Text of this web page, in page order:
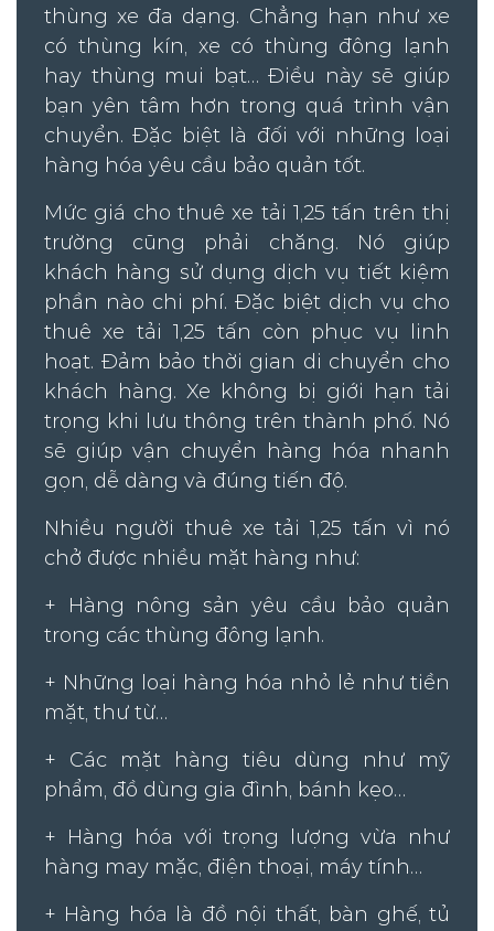
thùng xe đa dạng. Chẳng hạn như xe
có thùng kín, xe có thùng đông lạnh
hay thùng mui bạt… Điều này sẽ giúp
bạn yên tâm hơn trong quá trình vận
chuyển. Đặc biệt là đối với những loại
hàng hóa yêu cầu bảo quản tốt.
Mức giá cho thuê xe tải 1,25 tấn trên thị
trường cũng phải chăng. Nó giúp
khách hàng sử dụng dịch vụ tiết kiệm
phần nào chi phí. Đặc biệt dịch vụ cho
thuê xe tải 1,25 tấn còn phục vụ linh
hoạt. Đảm bảo thời gian di chuyển cho
khách hàng. Xe không bị giới hạn tải
trọng khi lưu thông trên thành phố. Nó
sẽ giúp vận chuyển hàng hóa nhanh
gọn, dễ dàng và đúng tiến độ.
Nhiều người thuê xe tải 1,25 tấn vì nó
chở được nhiều mặt hàng như:
+ Hàng nông sản yêu cầu bảo quản
trong các thùng đông lạnh.
+ Những loại hàng hóa nhỏ lẻ như tiền
mặt, thư từ…
+ Các mặt hàng tiêu dùng như mỹ
phẩm, đồ dùng gia đình, bánh kẹo…
+ Hàng hóa với trọng lượng vừa như
hàng may mặc, điện thoại, máy tính…
+ Hàng hóa là đồ nội thất, bàn ghế, tủ